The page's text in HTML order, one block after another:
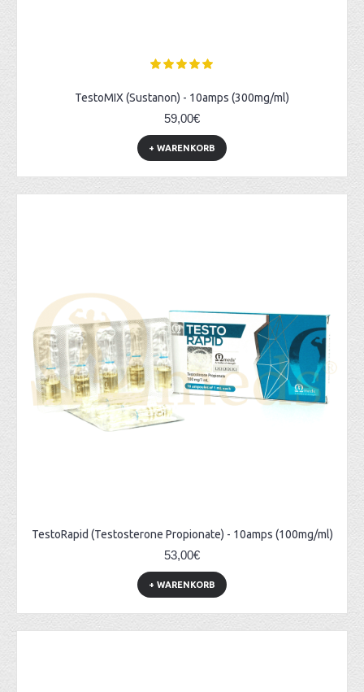
TestoMIX (Sustanon) - 10amps (300mg/ml)
59,00€
+ WARENKORB
TestoRapid (Testosterone Propionate) - 10amps (100mg/ml)
53,00€
+ WARENKORB